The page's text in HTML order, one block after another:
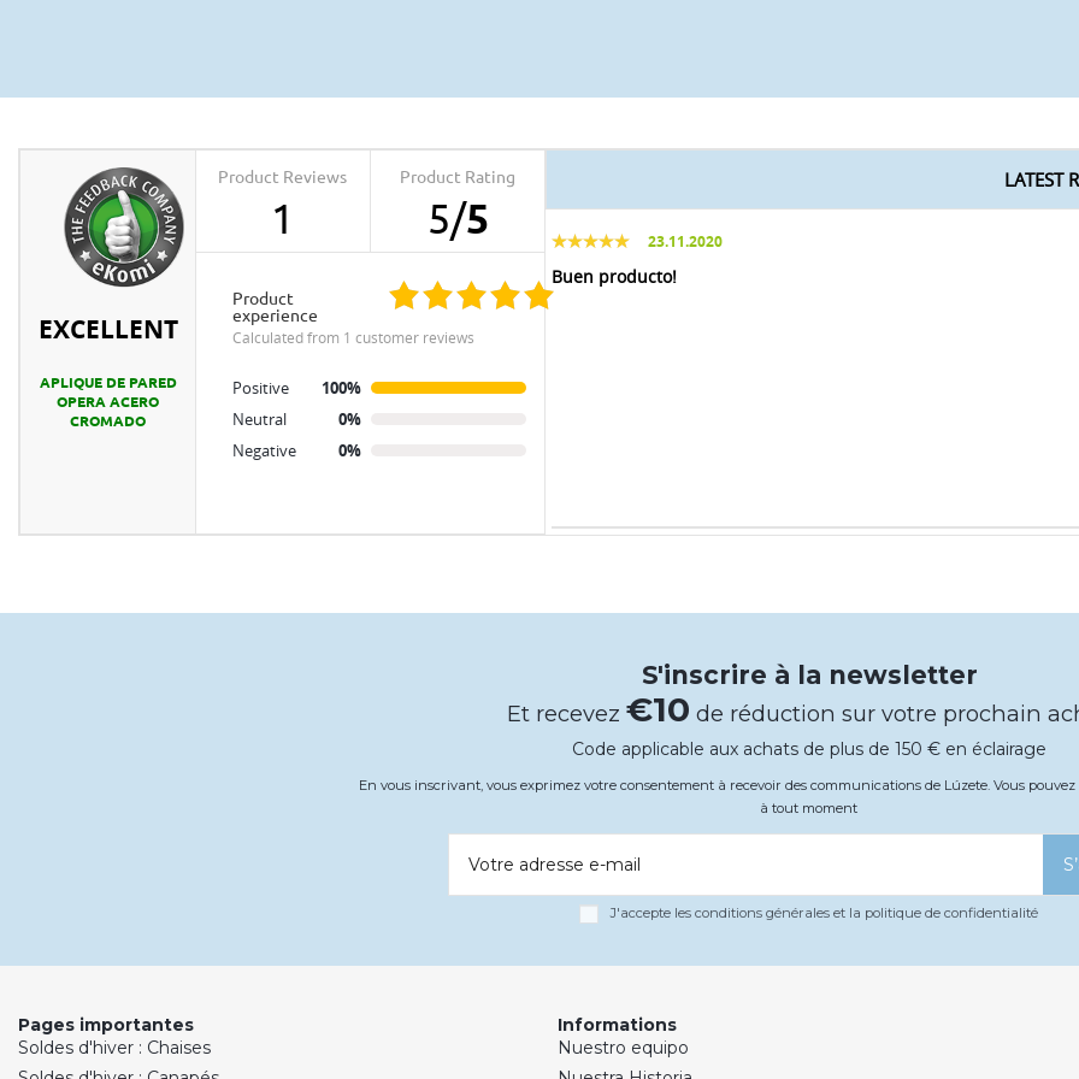
EXCELLENT
APLIQUE DE PARED
OPERA ACERO
CROMADO
Product Reviews
1
Product Rating
5/5
product
experience
calculated from 1 customer reviews
Positive
100%
Neutral
0%
Negative
0%
LATEST
23.11.2020
Buen producto!
S'inscrire à la newsletter
Et recevez€10 de réduction sur votre prochain
Code applicable aux achats de plus de 150 € en éclairage
En vous inscrivant, vous exprimez votre consentement à recevoir des communications de Lúzete. Vous
à tout moment
Votre adresse e-mail
J'accepte les conditions générales et la politique de confidentialité
Pages importantes
Soldes d'hiver : Chaises
Informations
Nuestro equipo